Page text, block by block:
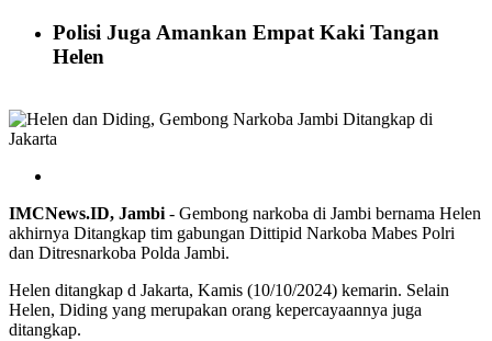
Polisi Juga Amankan Empat Kaki Tangan
Helen
IMCNews.ID, Jambi - Gembong narkoba di Jambi bernama Helen
akhirnya Ditangkap tim gabungan Dittipid Narkoba Mabes Polri
dan Ditresnarkoba Polda Jambi.
Helen ditangkap d Jakarta, Kamis (10/10/2024) kemarin. Selain
Helen, Diding yang merupakan orang kepercayaannya juga
ditangkap.